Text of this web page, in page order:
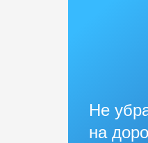
Не
на